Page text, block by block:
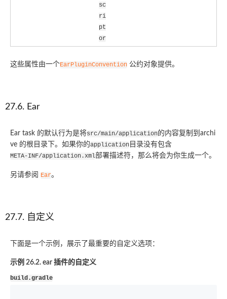
sc
ri
pt
or
这些属性由一个EarPluginConvention 公约对象提供。
27.6. Ear
Ear task 的默认行为是将src/main/application的内容复制到archi
ve 的根目录下。如果你的application 目录没有包含
META-INF/application.xml部署描述符，那么将会为你生成一个。
另请参阅 Ear。
27.7. 自定义
下面是一个示例，展示了最重要的自定义选项：
示例 26.2. ear 插件的自定义
build.gradle